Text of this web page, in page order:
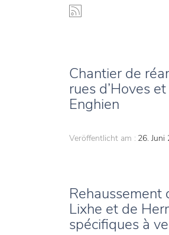
Chantier de
rues d’Hoves
Enghien
Veröffentlicht am : 26. Juni
Rehaussement
Lixhe et de
spécifiques à